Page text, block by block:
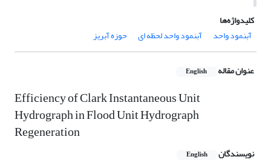
کلیدواژه‌ها
آبنمود واحد
آبنمود واحد لحظه‏ ای حوزه آبریز
عنوان مقاله English
Efficiency of Clark Instantaneous Unit
Hydrograph in Flood Unit Hydrograph
Regeneration
نویسندگان English